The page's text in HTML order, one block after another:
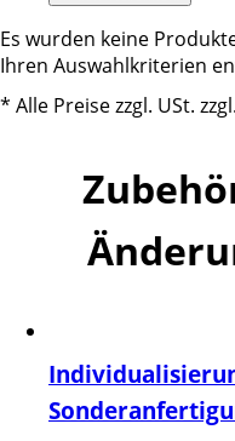
Es wurden keine
Ihren Auswahlkriterien
* Alle Preise zzgl. USt. zzgl.